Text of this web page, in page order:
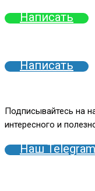
Написать
Написать
Подписывайтесь на
интересного и
Наш Telegram